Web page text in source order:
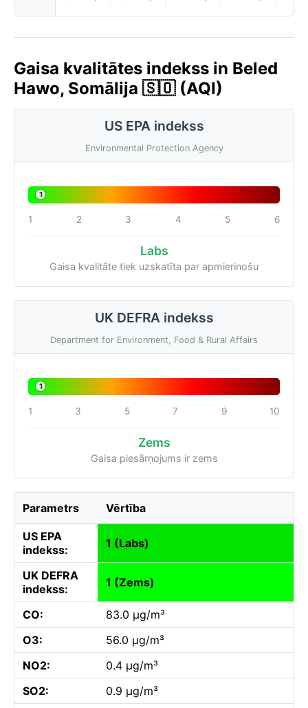
Gaisa kvalitātes indekss in Beled
Hawo, Somālija 🇸🇴 (AQI)
US EPA indekss
Environmental Protection Agency
1
1 2 3 4 5 6
Labs
Gaisa kvalitāte tiek uzskatīta par apmierinošu
UK DEFRA indekss
Department for Environment, Food & Rural Affairs
1
1 3 5 7 9 10
Zems
Gaisa piesārņojums ir zems
Parametrs Vērtība
US EPA
indekss:
1 (Labs)
UK DEFRA
indekss:
1 (Zems)
CO:
83.0 µg/m³
O3:
56.0 µg/m³
NO2:
0.4 µg/m³
SO2:
0.9 µg/m³